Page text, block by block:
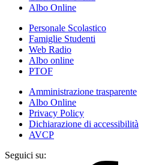
Albo Online
Personale Scolastico
Famiglie Studenti
Web Radio
Albo online
PTOF
Amministrazione trasparente
Albo Online
Privacy Policy
Dichiarazione di accessibilità
AVCP
Seguici su: